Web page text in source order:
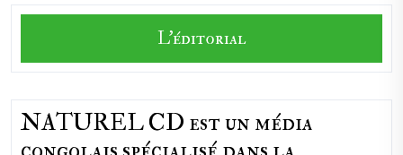
L'éditorial
NATUREL CD est un média